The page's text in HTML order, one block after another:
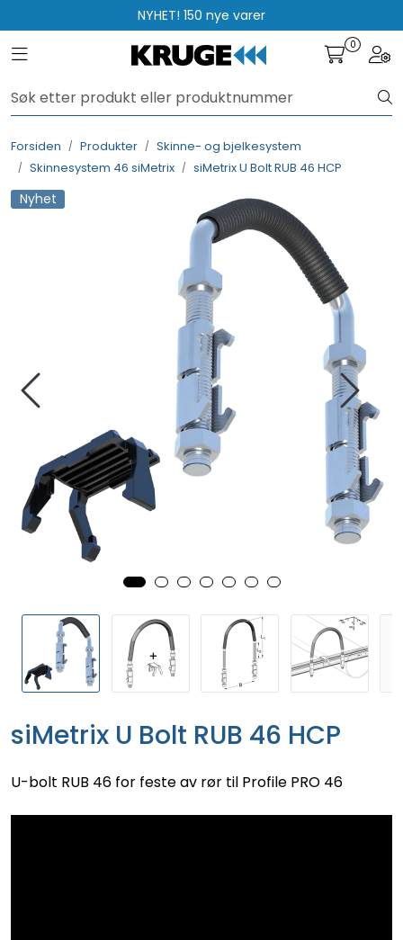
Skip to main contentNYHET! 150 nye varer
Toggle navigation 0
Forsiden Produkter
Skinne- og bjelkesystem
Skinnesystem 46 siMetrix
siMetrix U Bolt RUB 46 HCP
siMetrix U Bolt RUB 46 HCP
Nyhet
U-bolt RUB 46 for feste av rør til Profile PRO 46
Rådgivning